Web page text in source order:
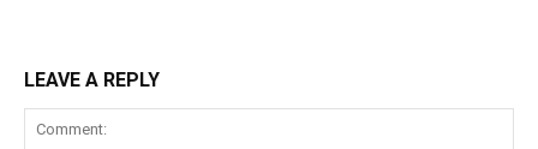
LEAVE A REPLY